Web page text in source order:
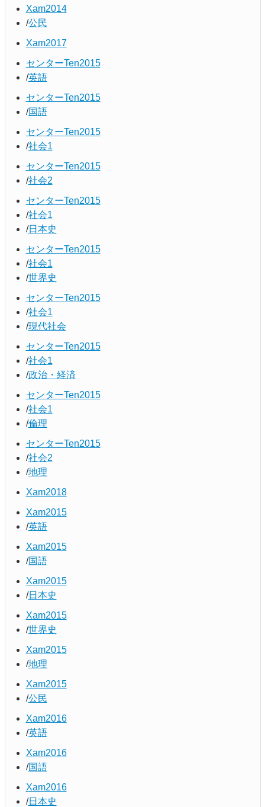
Xam2014
公民
Xam2017
センターTen2015
英語
センターTen2015
国語
センターTen2015
社会1
センターTen2015
社会2
センターTen2015
社会1
日本史
センターTen2015
社会1
世界史
センターTen2015
社会1
現代社会
センターTen2015
社会1
政治・経済
センターTen2015
社会1
倫理
センターTen2015
社会2
地理
Xam2018
Xam2015
英語
Xam2015
国語
Xam2015
日本史
Xam2015
世界史
Xam2015
地理
Xam2015
公民
Xam2016
英語
Xam2016
国語
Xam2016
日本史